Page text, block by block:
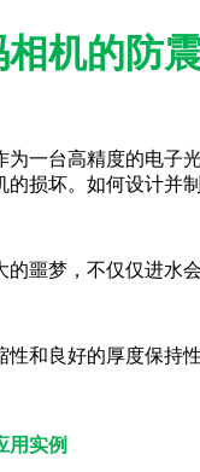
机的防
一台高精度的电子
损坏。如何设计并
噩梦，不仅仅进水
和良好的厚度保持
用实例